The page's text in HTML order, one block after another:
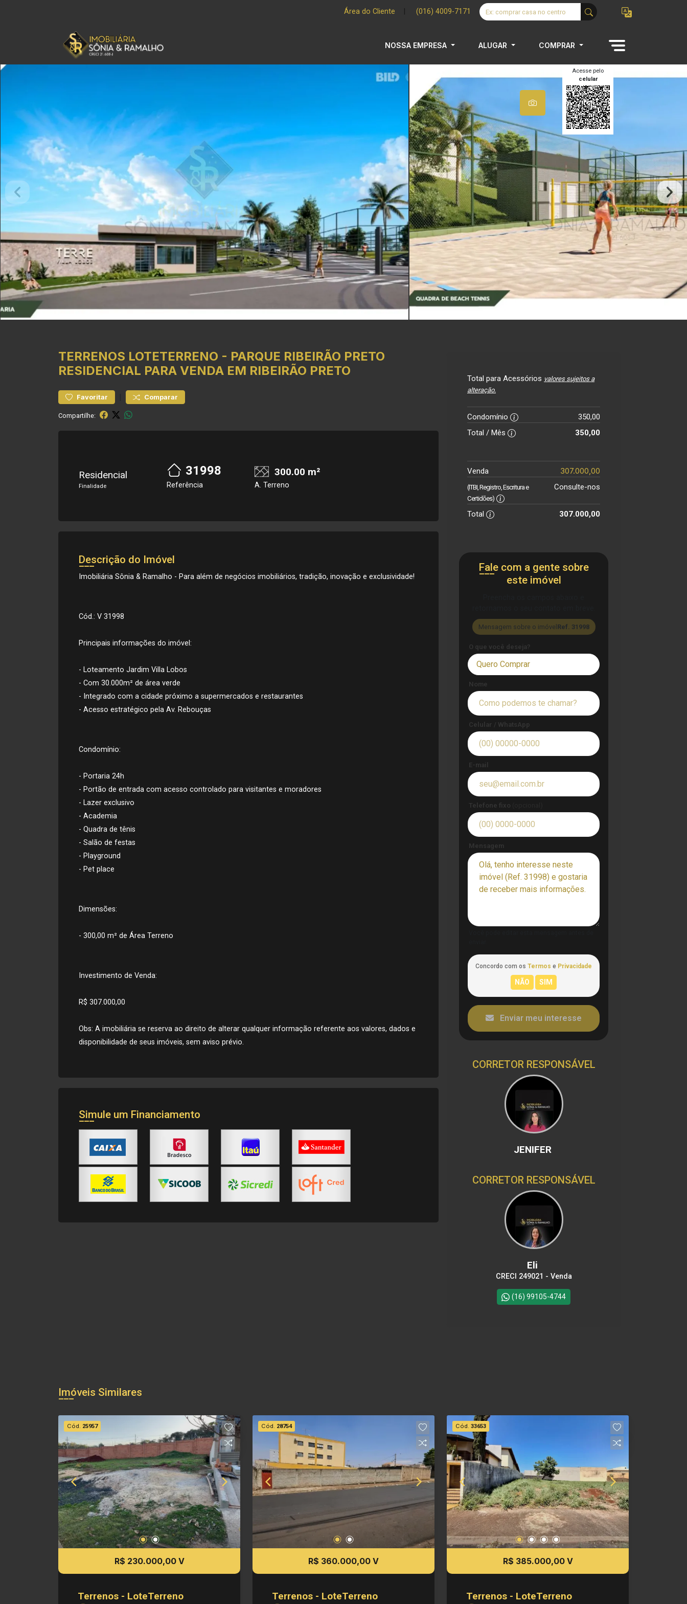
Área do Cliente (016) 4009-7171
NOSSA EMPRESA ALUGAR COMPRAR
Acesse pelo
celular
TERRENOS LOTETERRENO - PARQUE RIBEIRÃO PRETO
RESIDENCIAL PARA VENDA EM RIBEIRÃO PRETO
Favoritar Comparar
Compartilhe:
Residencial
Finalidade
31998
Referência
300.00 m²
A. Terreno
Descrição do Imóvel
Imobiliária Sônia & Ramalho - Para além de negócios imobiliários, tradição, inovação e exclusividade!
Cód.: V 31998
Principais informações do imóvel:
- Loteamento Jardim Villa Lobos
- Com 30.000m² de área verde
- Integrado com a cidade próximo a supermercados e restaurantes
- Acesso estratégico pela Av. Rebouças
Condomínio:
- Portaria 24h
- Portão de entrada com acesso controlado para visitantes e moradores
- Lazer exclusivo
- Academia
- Quadra de tênis
- Salão de festas
- Playground
- Pet place
Dimensões:
- 300,00 m² de Área Terreno
Investimento de Venda:
R$ 307.000,00
Obs: A imobiliária se reserva ao direito de alterar qualquer informação referente aos valores, dados e
disponibilidade de seus imóveis, sem aviso prévio.
Simule um Financiamento
Total para Acessórios valores sujeitos a
alteração.
Condomínio
350,00
Total / Mês
350,00
Venda 307.000,00
(ITBI, Registro, Escritura e
Certidões)
Consulte-nos
Total 307.000,00
Fale com a gente sobre
este imóvel
Mensagem sobre o imóvel Ref. 31998
O que você deseja?
Quero Comprar
Nome
Celular / WhatsApp
E-mail
Telefone fixo
Mensagem
Concordo com os Termos e Privacidade
Enviar meu interesse
CORRETOR RESPONSÁVEL
JENIFER
CORRETOR RESPONSÁVEL
Eli
CRECI 249021 - Venda
(16) 99105-4744
Imóveis Similares
Cód. 25957
R$ 230.000,00 V
Terrenos - LoteTerreno
Cód. 28754
R$ 360.000,00 V
Terrenos - LoteTerreno
Cód. 33653
R$ 385.000,00 V
Terrenos - LoteTerreno